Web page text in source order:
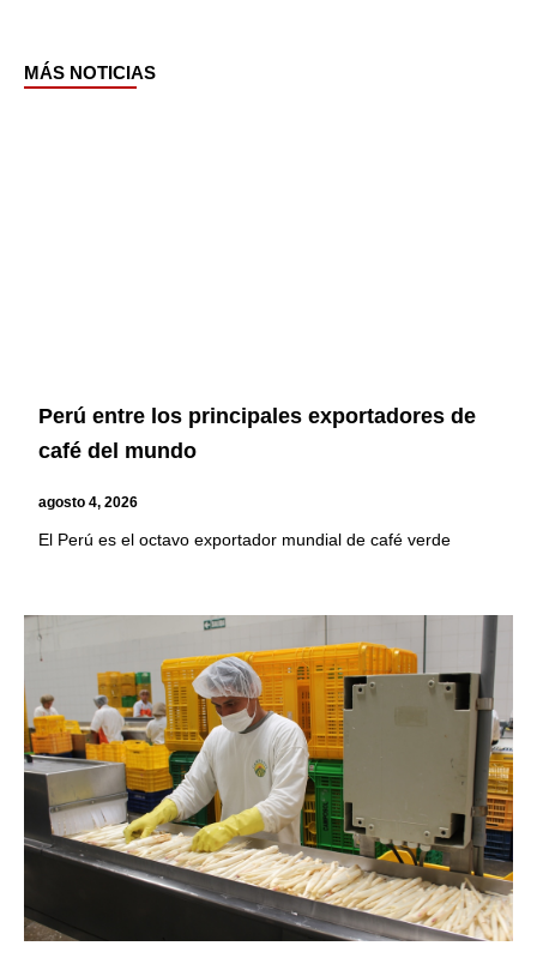
MÁS NOTICIAS
Perú entre los principales exportadores de
café del mundo
agosto 4, 2026
El Perú es el octavo exportador mundial de café verde